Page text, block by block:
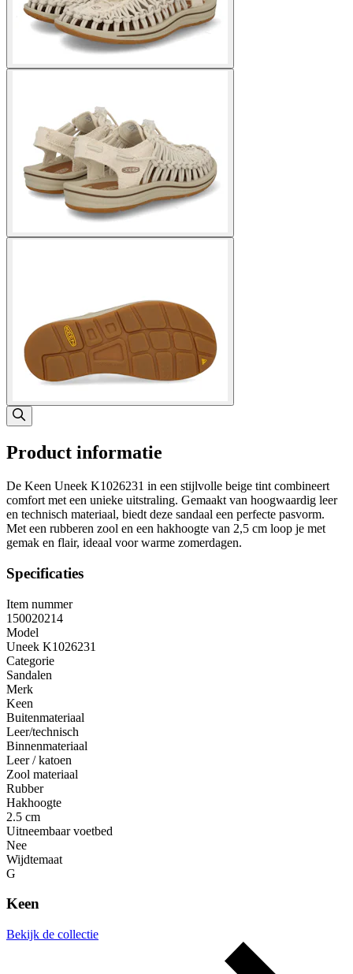
Product informatie
De Keen Uneek K1026231 in een stijlvolle beige tint combineert
comfort met een unieke uitstraling. Gemaakt van hoogwaardig leer
en technisch materiaal, biedt deze sandaal een perfecte pasvorm.
Met een rubberen zool en een hakhoogte van 2,5 cm loop je met
gemak en flair, ideaal voor warme zomerdagen.
Specificaties
Item nummer
150020214
Model
Uneek K1026231
Categorie
Sandalen
Merk
Keen
Buitenmateriaal
Leer/technisch
Binnenmateriaal
Leer / katoen
Zool materiaal
Rubber
Hakhoogte
2.5 cm
Uitneembaar voetbed
Nee
Wijdtemaat
G
Keen
Bekijk de collectie